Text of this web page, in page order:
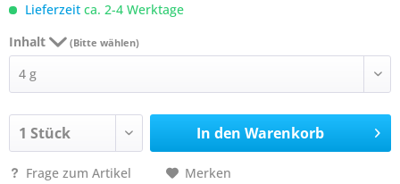
Lieferzeit ca. 2-4 Werktage
Inhalt
(Bitte wählen)
In den Warenkorb
Frage zum Artikel Merken